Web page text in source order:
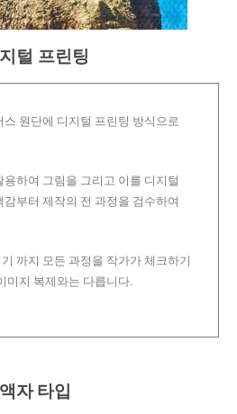
털 프린팅
원단에 디지털 프린팅 방식으로
하여 그림을 그리고 이를 디지털
부터 제작의 전 과정을 검수하여
까지 모든 과정을 작가가 체크하기
미지 복제와는 다릅니다.
액자 타입